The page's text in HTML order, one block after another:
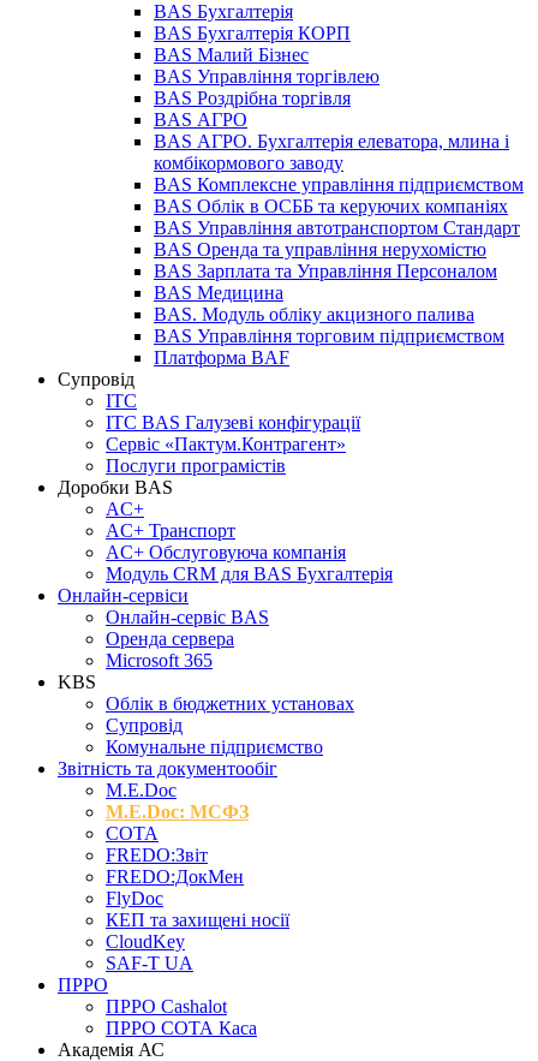
BAS Бухгалтерія
BAS Бухгалтерія КОРП
BAS Малий Бізнес
BAS Управління торгівлею
BAS Роздрібна торгівля
BAS АГРО
BAS АГРО. Бухгалтерія елеватора, млина і
комбікормового заводу
BAS Комплексне управління підприємством
BAS Облік в ОСББ та керуючих компаніях
BAS Управління автотранспортом Стандарт
BAS Оренда та управління нерухомістю
BAS Зарплата та Управління Персоналом
BAS Медицина
BAS. Модуль обліку акцизного палива
BAS Управління торговим підприємством
Платформа BAF
Супровід
ІТС
ІТС BAS Галузеві конфігурації
Сервіс «Пактум.Контрагент»
Послуги програмістів
Доробки BAS
AC+
AC+ Транспорт
AC+ Обслуговуюча компанія
Модуль CRM для BAS Бухгалтерія
Онлайн-сервіси
Онлайн-сервіс BAS
Оренда сервера
Microsoft 365
KBS
Облік в бюджетних установах
Супровід
Комунальне підприємство
Звітність та документообіг
M.Е.Doc
M.E.Doc: МСФЗ
СОТА
FREDO:Звіт
FREDO:ДокМен
FlyDoc
КЕП та захищені носії
CloudKey
SAF-T UA
ПРРО
ПРРО Cashalot
ПРРО СОТА Каса
Академія АС